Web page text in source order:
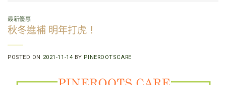
最新優惠
秋冬進補 明年打虎！
POSTED ON 2021-11-14 BY PINEROOTSCARE